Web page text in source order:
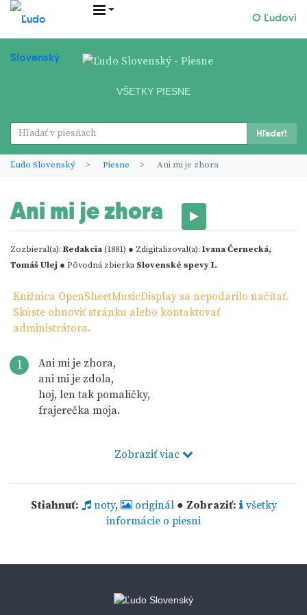
O Ľudovi
VŠETKY PIESNE
Hľadať!
Ľudo Slovenský Piesne Ani mi je zhora
Ani mi je zhora
Zozbieral(a): Redakcia(1881) ● Zdigitalizoval(a): Ivana Černecká,
Tomáš Ulej ● Pôvodná zbierka Slovenské spevy I.
Knižnica OpenSheetMusicDisplay sa nepodarilo načítať.
Skúste obnoviť stránku alebo kontaktovať
administrátora.
1
Ani mi je zhora,
ani mi je zdola,
hoj, len tak pomaličky,
frajerečka moja.
Zobraziť viac
Stiahnuť: noty, originál● Zobraziť: všetky
informácie o piesni